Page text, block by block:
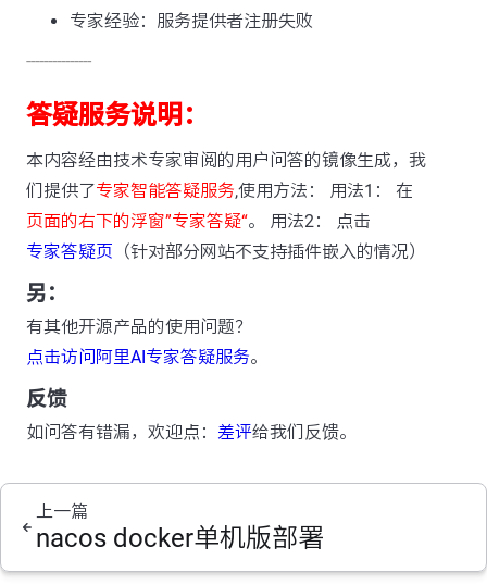
专家经验：服务提供者注册失败
---------------
答疑服务说明：
本内容经由技术专家审阅的用户问答的镜像生成，我
们提供了专家智能答疑服务,使用方法： 用法1： 在
页面的右下的浮窗”专家答疑“。 用法2： 点击
专家答疑页 （针对部分网站不支持插件嵌入的情况）
另：
有其他开源产品的使用问题？
点击访问阿里AI专家答疑服务。
反馈
如问答有错漏，欢迎点： 差评给我们反馈。
上一篇
nacos docker单机版部署